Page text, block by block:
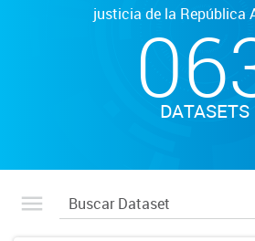
justicia de la República
DATASETS